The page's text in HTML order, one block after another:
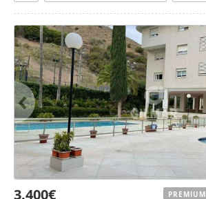
3.400€ PREMIUM